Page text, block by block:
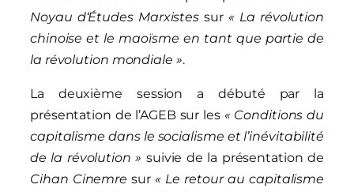
Noyau d‘Études Marxistes sur « La révolution
chinoise et le maoïsme en tant que partie de
la révolution mondiale ».
La deuxième session a débuté par la
présentation de l’AGEB sur les « Conditions du
capitalisme dans le socialisme et l’inévitabilité
de la révolution » suivie de la présentation de
Cihan Cinemre sur « Le retour au capitalisme